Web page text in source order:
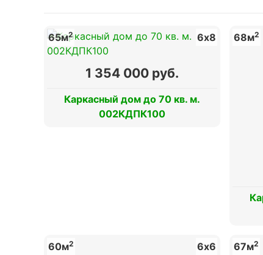
65м2 6х8
1 354 000 руб.
Каркасный дом до 70 кв. м.
002КДПК100
68м2
60м2 6х6 67м2